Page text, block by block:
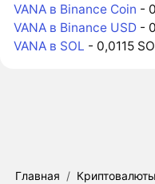
VANA в Binance Coin -
VANA в Binance USD -
VANA в SOL - 0,0115
Главная / Криптовалюты